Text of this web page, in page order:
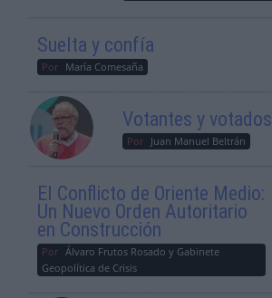
Suelta y confía
Por María Comesaña
Votantes y votados
Por Juan Manuel Beltrán
El Conflicto de Oriente Medio:
Un Nuevo Orden Autoritario
en Construcción
Por Álvaro Frutos Rosado y Gabinete
Geopolítica de Crisis